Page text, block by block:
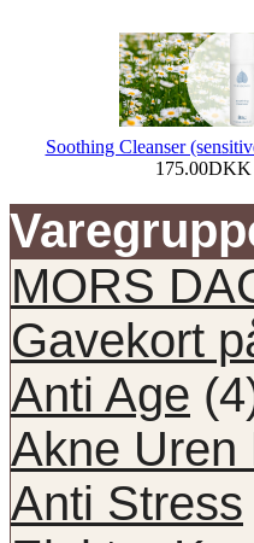
Soothing Cleanser
175.00DKK
MORS
Gavekort
Anti Age
Akne Uren
Anti Stress